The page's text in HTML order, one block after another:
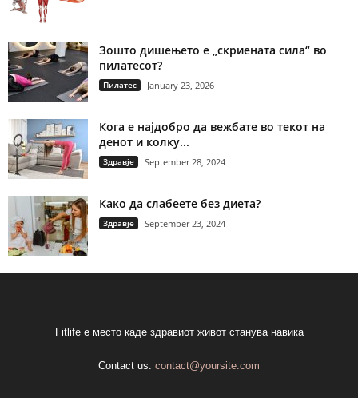
Зошто дишењето е „скриената сила“ во
пилатесот?
Пилатес January 23, 2026
Кога е најдобро да вежбате во текот на
денот и колку...
Здравје September 28, 2024
Како да слабеете без диета?
Здравје September 23, 2024
Fitlife е место каде здравиот живот станува навика
Contact us: contact@yoursite.com